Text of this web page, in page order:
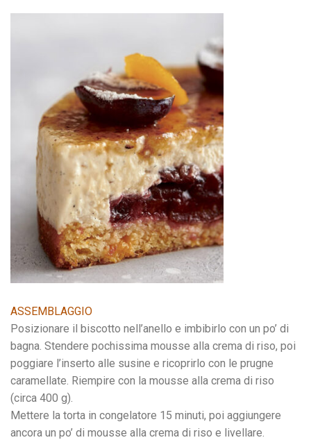
ASSEMBLAGGIO
Posizionare il biscotto nell’anello e imbibirlo con un po’ di
bagna. Stendere pochissima mousse alla crema di riso, poi
poggiare l’inserto alle susine e ricoprirlo con le prugne
caramellate. Riempire con la mousse alla crema di riso
(circa 400 g).
Mettere la torta in congelatore 15 minuti, poi aggiungere
ancora un po’ di mousse alla crema di riso e livellare.